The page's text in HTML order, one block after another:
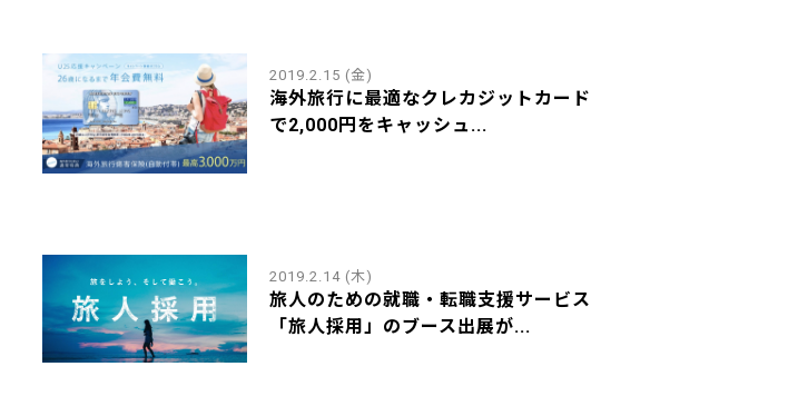
2019.2.15 (金)
海外旅行に最適なクレカジットカード
で2,000円をキャッシュ...
2019.2.14 (木)
旅人のための就職・転職支援サービス
「旅人採用」のブース出展が...